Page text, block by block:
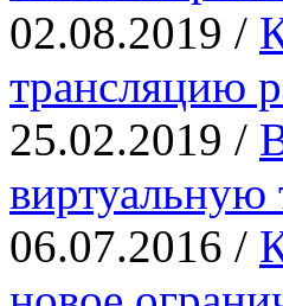
02.08.2019 /
трансляцию
25.02.2019 /
06.07.2016 /